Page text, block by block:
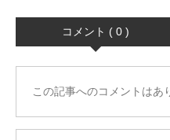
コメント ( 0 )
この記事へのコメントはあ